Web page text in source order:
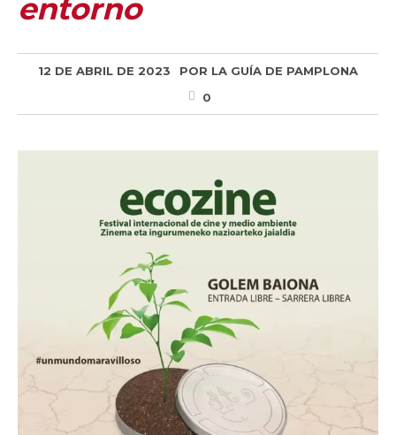
entorno
12 DE ABRIL DE 2023 POR LA GUÍA DE PAMPLONA
0